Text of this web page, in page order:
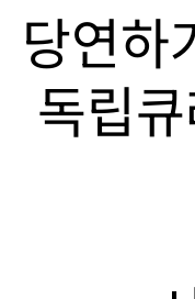
당연하
독립